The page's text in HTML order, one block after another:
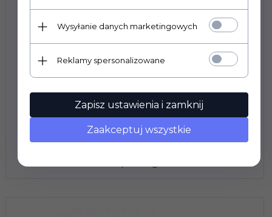
Wysyłanie danych marketingowych
Reklamy spersonalizowane
Zapisz ustawienia i zamknij
Zaakceptuj wszystkie